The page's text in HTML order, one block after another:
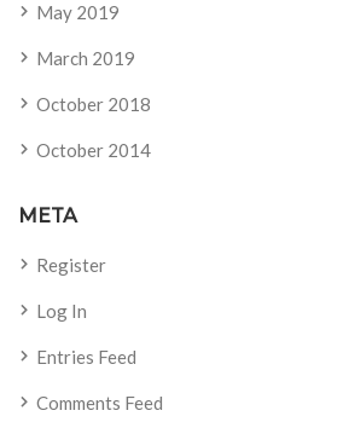
May 2019
March 2019
October 2018
October 2014
META
Register
Log In
Entries Feed
Comments Feed